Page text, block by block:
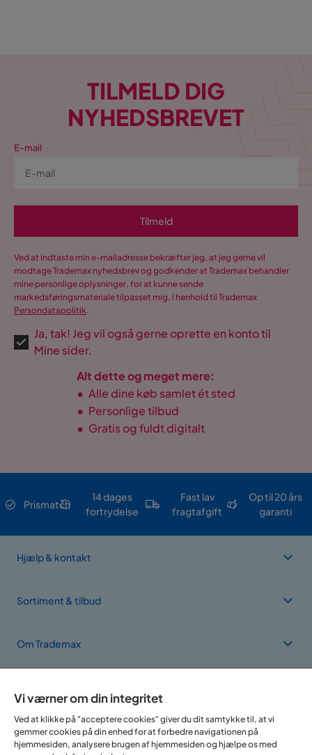
TILMELD DIG
NYHEDSBREVET
E-mail
Tilmeld
Ved at indtaste min e-mailadresse bekræfter jeg, at jeg gerne vil
modtage Trademax nyhedsbrev og godkender at Trademax behandler
mine personlige oplysninger, for at kunne sende
markedsføringsmateriale tilpasset mig, i henhold til Trademax
Persondatapolitik.
Ja, tak! Jeg vil også gerne oprette en konto til
Mine sider.
Alt dette og meget mere:
• Alle dine køb samlet ét sted
• Personlige tilbud
• Gratis og fuldt digitalt
Prismatch
14 dages
fortrydelse
Fast lav
fragtafgift
Op til 20 års
garanti
Hjælp & kontakt
Sortiment & tilbud
Om Trademax
Vi findes i flere forskellige lande
Vi værner om din integritet
Ved at klikke på "acceptere cookies" giver du dit samtykke til, at vi
gemmer cookies på din enhed for at forbedre navigationen på
hjemmesiden, analysere brugen af hjemmesiden og hjælpe os med